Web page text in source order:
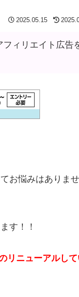
2025.05.15
ィリエイト広告
お悩みはありま
す！！
リニューアルして